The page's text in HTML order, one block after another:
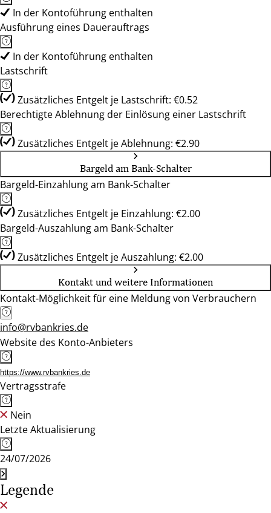
In der Kontoführung enthalten
Ausführung eines Dauerauftrags
In der Kontoführung enthalten
Lastschrift
Zusätzliches Entgelt je Lastschrift: €0.52
Berechtigte Ablehnung der Einlösung einer Lastschrift
Zusätzliches Entgelt je Ablehnung: €2.90
Bargeld am Bank-Schalter
Bargeld-Einzahlung am Bank-Schalter
Zusätzliches Entgelt je Einzahlung: €2.00
Bargeld-Auszahlung am Bank-Schalter
Zusätzliches Entgelt je Auszahlung: €2.00
Kontakt und weitere Informationen
Kontakt-Möglichkeit für eine Meldung von Verbrauchern
info@rvbankries.de
Website des Konto-Anbieters
https://www.rvbankries.de
Vertragsstrafe
Nein
Letzte Aktualisierung
24/07/2026
Legende